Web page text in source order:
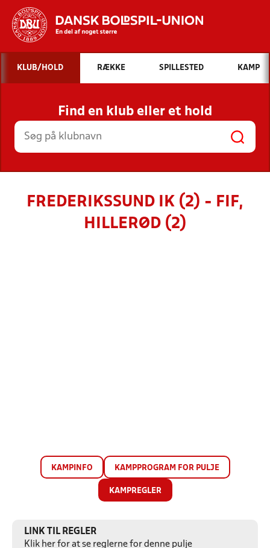
Hvad vil du søge efter?
INDHOLD OG NYHEDER
STILLINGER, RESULTATER, KLUBBER OG
HOLD
KLUB/HOLD RÆKKE SPILLESTED KAMP
Find en klub eller et hold
FREDERIKSSUND IK (2) - FIF,
HILLERØD (2)
KAMPINFO KAMPPROGRAM FOR PULJE
KAMPREGLER
LINK TIL REGLER
Klik her for at se reglerne for denne pulje